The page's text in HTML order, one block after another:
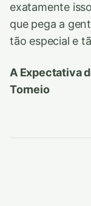
exatamente
que pega a
tão especial e
A Expectativa
Torneio